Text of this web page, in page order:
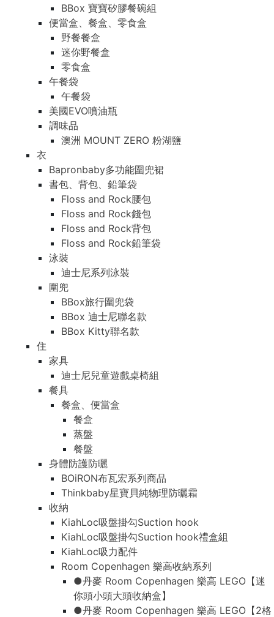
BBox 寶寶矽膠餐碗組
便當盒、餐盒、零食盒
野餐餐盒
迷你野餐盒
零食盒
午餐袋
午餐袋
美國EVO噴油瓶
調味品
澳洲 MOUNT ZERO 粉湖鹽
衣
Bapronbaby多功能圍兜裙
書包、背包、鉛筆袋
Floss and Rock腰包
Floss and Rock錢包
Floss and Rock背包
Floss and Rock鉛筆袋
泳裝
迪士尼系列泳裝
圍兜
BBox旅行圍兜袋
BBox 迪士尼聯名款
BBox Kitty聯名款
住
家具
迪士尼兒童遊戲桌椅組
餐具
餐盒、便當盒
餐盒
蒸盤
餐盤
身體防護防曬
BOiRON布瓦宏系列商品
Thinkbaby星寶貝純物理防曬霜
收納
KiahLoc吸盤掛勾Suction hook
KiahLoc吸盤掛勾Suction hook禮盒組
KiahLoc吸力配件
Room Copenhagen 樂高收納系列
●丹麥 Room Copenhagen 樂高 LEGO【迷
你頭小頭大頭收納盒】
●丹麥 Room Copenhagen 樂高 LEGO【2格